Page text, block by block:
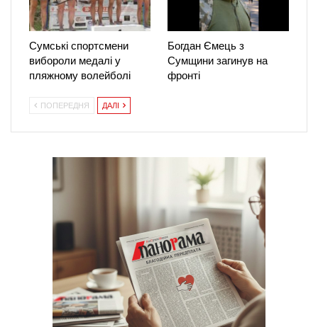
Сумські спортсмени
вибороли медалі у
пляжному волейболі
Богдан Ємець з
Сумщини загинув на
фронті
ПОПЕРЕДНЯ ДАЛІ